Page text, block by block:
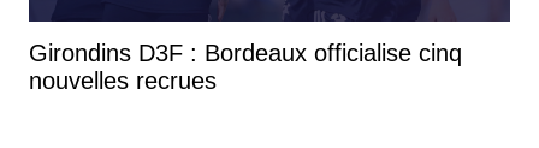
Girondins D3F : Bordeaux officialise cinq
nouvelles recrues